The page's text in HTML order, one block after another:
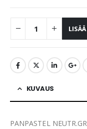
KUVAUS
PANPASTEL